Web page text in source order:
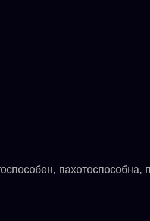
пахотоспособна,